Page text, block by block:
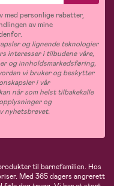
med personlige rabatter,
av mine
og lignende teknologier
interesser i tilbudene våre,
og innholdsmarkedsføring,
vi bruker og beskytter
i vår
når som helst tilbakekalle
og
nyhetsbrevet.
til barnefamilien. Hos
Med 365 dagers angrerett